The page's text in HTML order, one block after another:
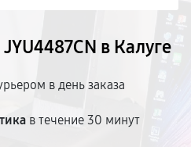
в Калуге
в день заказа
в течение 30 минут